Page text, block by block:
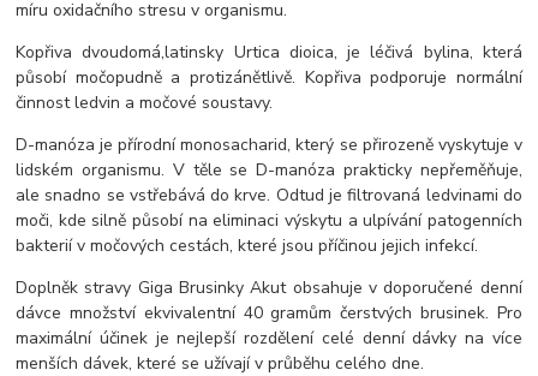
míru oxidačního stresu v organismu.
Kopřiva dvoudomá,latinsky Urtica dioica, je léčivá bylina, která
působí močopudně a protizánětlivě. Kopřiva podporuje normální
činnost ledvin a močové soustavy.
D-manóza je přírodní monosacharid, který se přirozeně vyskytuje v
lidském organismu. V těle se D-manóza prakticky nepřeměňuje,
ale snadno se vstřebává do krve. Odtud je filtrovaná ledvinami do
moči, kde silně působí na eliminaci výskytu a ulpívání patogenních
bakterií v močových cestách, které jsou příčinou jejich infekcí.
Doplněk stravy Giga Brusinky Akut obsahuje v doporučené denní
dávce množství ekvivalentní 40 gramům čerstvých brusinek. Pro
maximální účinek je nejlepší rozdělení celé denní dávky na více
menších dávek, které se užívají v průběhu celého dne.